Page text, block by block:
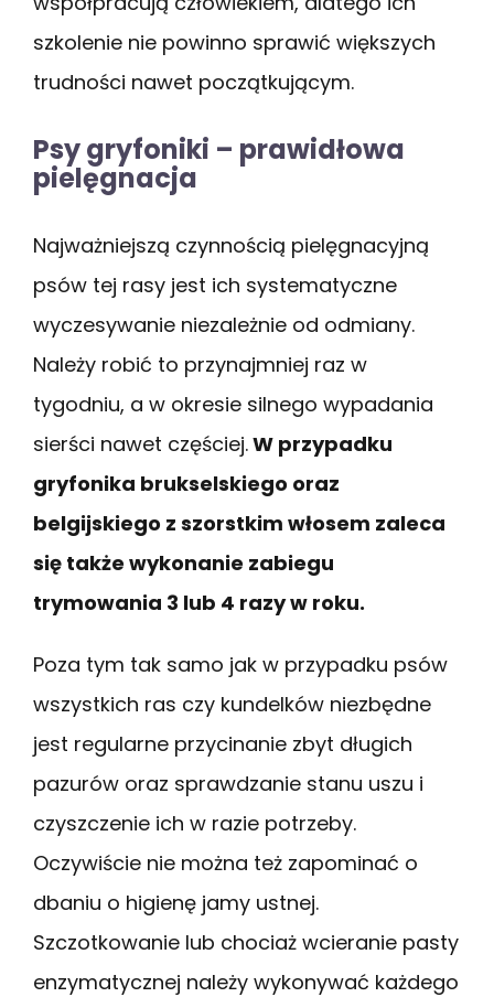
szkolenie nie powinno sprawić większych
trudności nawet początkującym.
Psy gryfoniki – prawidłowa
pielęgnacja
Najważniejszą czynnością pielęgnacyjną
psów tej rasy jest ich systematyczne
wyczesywanie niezależnie od odmiany.
Należy robić to przynajmniej raz w
tygodniu, a w okresie silnego wypadania
sierści nawet częściej.W przypadku
gryfonika brukselskiego oraz
belgijskiego z szorstkim włosem zaleca
się także wykonanie zabiegu
trymowania 3 lub 4 razy w roku.
Poza tym tak samo jak w przypadku psów
wszystkich ras czy kundelków niezbędne
jest regularne przycinanie zbyt długich
pazurów oraz sprawdzanie stanu uszu i
czyszczenie ich w razie potrzeby.
Oczywiście nie można też zapominać o
dbaniu o higienę jamy ustnej.
Szczotkowanie lub chociaż wcieranie pasty
enzymatycznej należy wykonywać każdego